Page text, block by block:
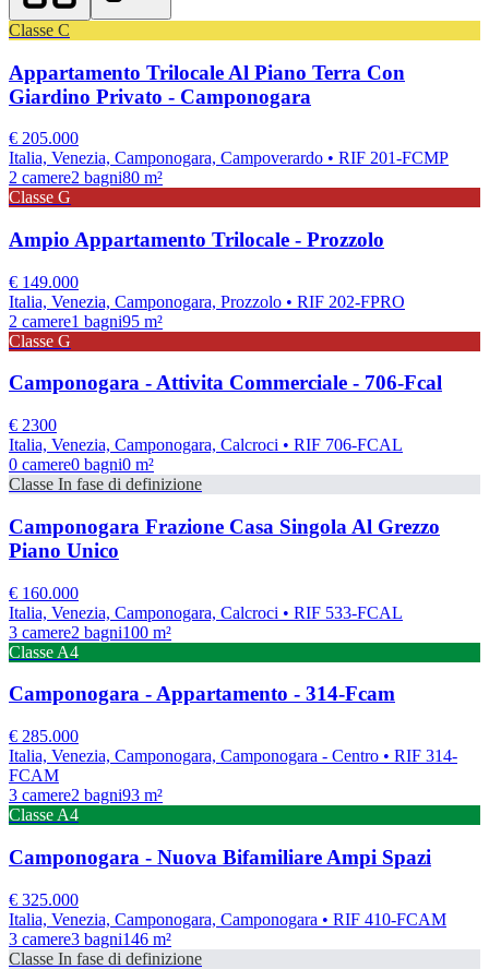
Classe C
Appartamento Trilocale Al Piano Terra Con
Giardino Privato - Camponogara
€ 205.000
Italia, Venezia, Camponogara, Campoverardo • RIF 201-FCMP
2 camere2 bagni80 m²
Classe G
Ampio Appartamento Trilocale - Prozzolo
€ 149.000
Italia, Venezia, Camponogara, Prozzolo • RIF 202-FPRO
2 camere1 bagni95 m²
Classe G
Camponogara - Attivita Commerciale - 706-Fcal
€ 2300
Italia, Venezia, Camponogara, Calcroci • RIF 706-FCAL
0 camere0 bagni0 m²
Classe In fase di definizione
Camponogara Frazione Casa Singola Al Grezzo
Piano Unico
€ 160.000
Italia, Venezia, Camponogara, Calcroci • RIF 533-FCAL
3 camere2 bagni100 m²
Classe A4
Camponogara - Appartamento - 314-Fcam
€ 285.000
Italia, Venezia, Camponogara, Camponogara - Centro • RIF 314-
FCAM
3 camere2 bagni93 m²
Classe A4
Camponogara - Nuova Bifamiliare Ampi Spazi
€ 325.000
Italia, Venezia, Camponogara, Camponogara • RIF 410-FCAM
3 camere3 bagni146 m²
Classe In fase di definizione